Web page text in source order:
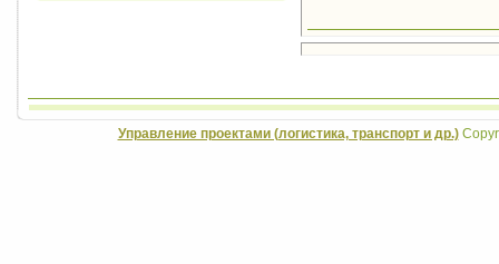
Управление проектами (логистика, транспорт и др.)